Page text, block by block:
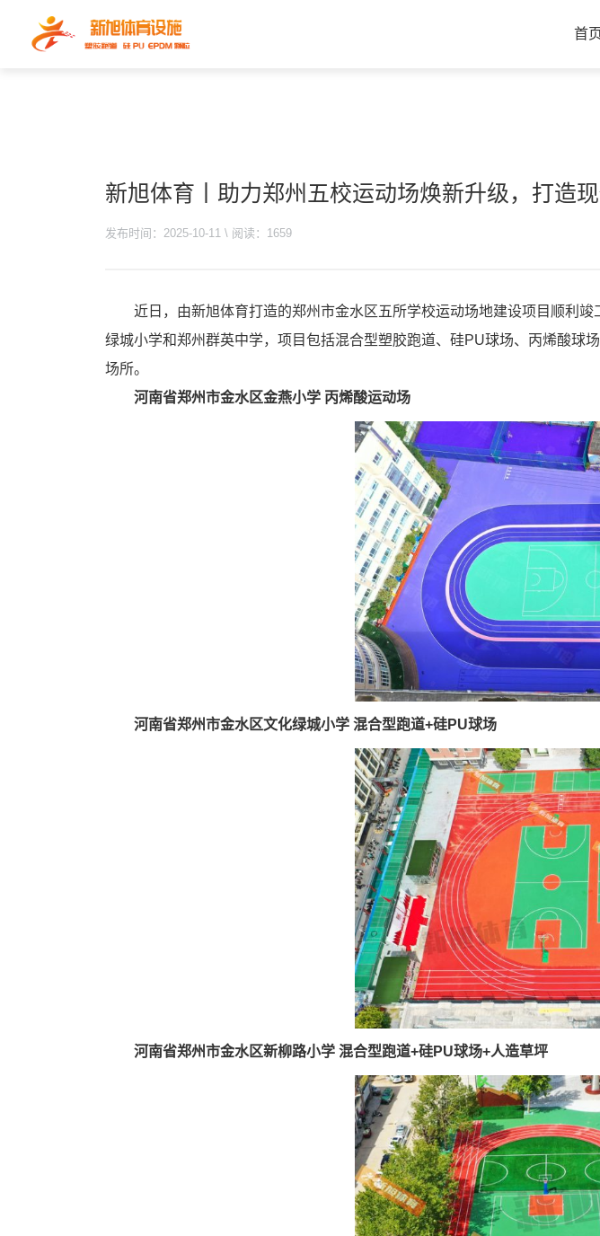
首
新旭体育丨助力郑州五校运动场焕新升级，打造
发布时间：2025-10-11 \ 阅读：1659
近日，由新旭体育打造的郑州市金水区五所学校运动场地建设项目顺利
绿城小学和郑州群英中学，项目包括混合型塑胶跑道、硅PU球场、丙烯酸球
场所。
河南省郑州市金水区金燕小学 丙烯酸运动场
河南省郑州市金水区文化绿城小学 混合型跑道+硅PU球场
河南省郑州市金水区新柳路小学 混合型跑道+硅PU球场+人造草坪